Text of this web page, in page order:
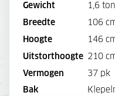
Gewicht 1,6 ton
Breedte 106
Hoogte 146
Uitstorthoogte 210
Vermogen
37 pk
Bak